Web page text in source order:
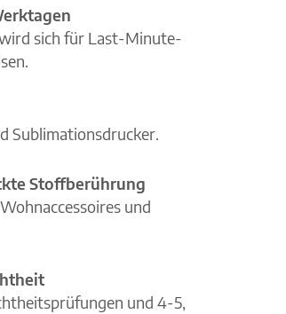
sich für Last-Minute-
Sublimationsdrucker.
Stoffberührung
und
und 4-5,